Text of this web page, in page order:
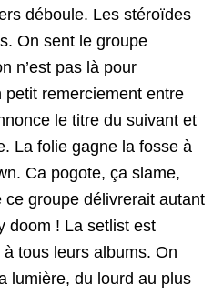
déboule. Les stéroïdes
On sent le groupe
n’est pas là pour
petit remerciement entre
le titre du suivant et
La folie gagne la fosse à
Ca pogote, ça slame,
ce groupe délivrerait autant
doom ! La setlist est
tous leurs albums. On
lumière, du lourd au plus